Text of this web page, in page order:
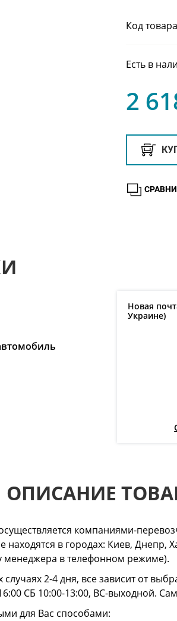
Код
Есть в
2
Новая
Украине)
ОПИСАНИЕ
компаниями-
находятся в городах: Киев,
менеджера в телефонном режиме).
случаях 2-4 дня, все зависит от
СБ 10:00-13:00, ВС-выходной.
для Вас способами: